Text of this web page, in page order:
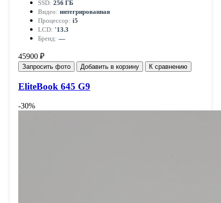
SSD: 256 ГБ
Видео: интегрированная
Процессор: i5
LCD: '13.3
Бренд: —
45900 ₽
Запросить фото Добавить в корзину К сравнению
EliteBook 645 G9
-30%